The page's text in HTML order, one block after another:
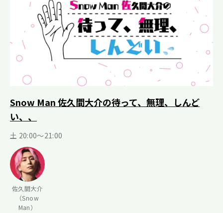
Snow Man 佐久間大介の待って、無理、しんど
い、、
土 20:00～21:00
佐久間大介
（Snow
Man）